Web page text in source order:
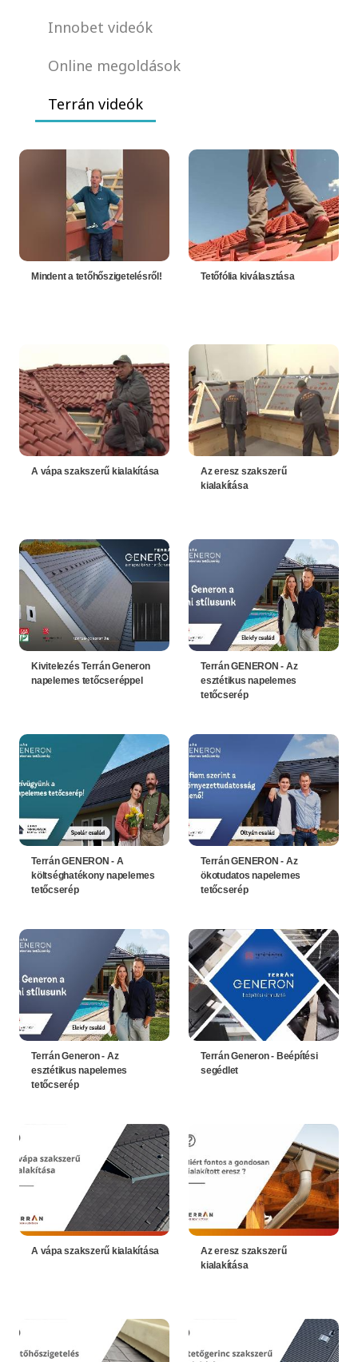
Innobet videók
Online megoldások
Terrán videók
Mindent a tetőhőszigetelésről! Tetőfólia kiválasztása
A vápa szakszerű kialakítása
Az eresz szakszerű
kialakítása
Kivitelezés Terrán Generon
napelemes tetőcseréppel
Terrán GENERON - Az
esztétikus napelemes
tetőcserép
Terrán GENERON - A
költséghatékony napelemes
tetőcserép
Terrán GENERON - Az
ökotudatos napelemes
tetőcserép
Terrán Generon - Az
esztétikus napelemes
tetőcserép
Terrán Generon - Beépítési
segédlet
A vápa szakszerű kialakítása
Az eresz szakszerű
kialakítása